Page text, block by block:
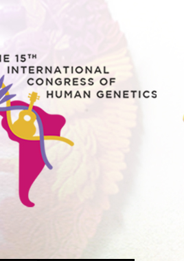
conversatorios
de acceso
rápido y muy sencillo
recibirás la contraseña de acceso.